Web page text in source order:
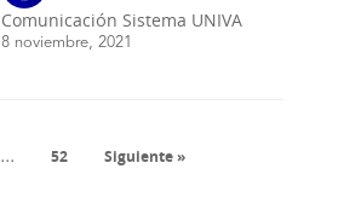
Comunicación Sistema UNIVA
8 noviembre, 2021
… 52 Siguiente »